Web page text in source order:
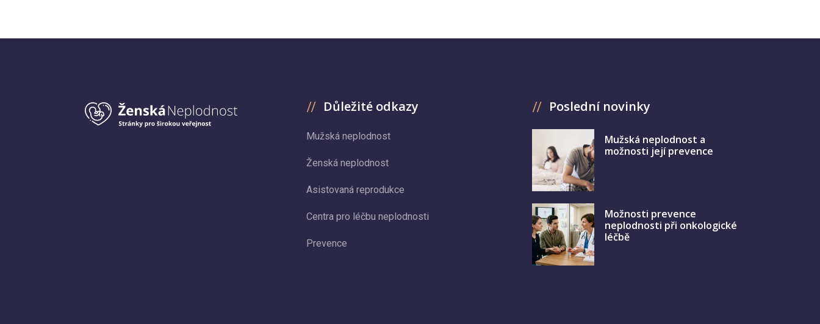
Důležité odkazy
Mužská neplodnost
Ženská neplodnost
Asistovaná reprodukce
Centra pro léčbu neplodnosti
Prevence
Poslední novinky
Mužská neplodnost a
možnosti její prevence
Možnosti prevence
neplodnosti při onkologické
léčbě